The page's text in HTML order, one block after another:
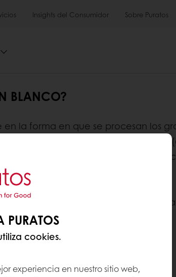
Insights del Consumidor Sobre Puratos
BLANCO?
la forma en que se procesan los
de los granos de trigo integral
Por el contrario, el pan de trigo
son mucho más nutritivos que los
PURATOS
cookies.
experiencia en nuestro sitio web,